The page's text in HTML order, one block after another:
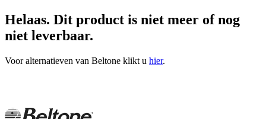
Helaas. Dit product is niet meer of nog
niet leverbaar.
Voor alternatieven van Beltone klikt u hier.